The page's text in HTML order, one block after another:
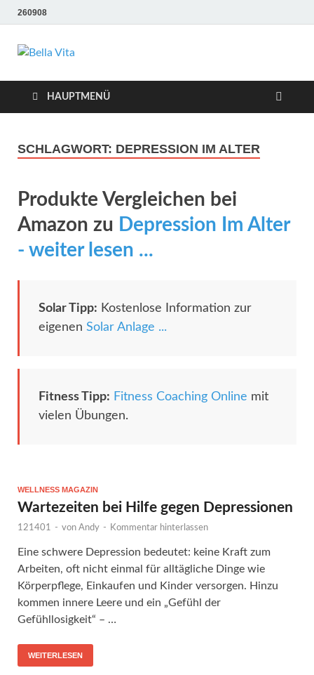
260908
Bella Vita
Wellness Fitness
Tipps
Tipps
HAUPTMENÜ
SCHLAGWORT: DEPRESSION IM ALTER
Produkte Vergleichen bei
Amazon zu Depression Im Alter
- weiter lesen ...
Solar Tipp: Kostenlose Information zur
eigenen Solar Anlage ...
Fitness Tipp: Fitness Coaching Online mit
vielen Übungen.
WELLNESS MAGAZIN
Wartezeiten bei Hilfe gegen Depressionen
121401 - von Andy - Kommentar hinterlassen
Eine schwere Depression bedeutet: keine Kraft zum
Arbeiten, oft nicht einmal für alltägliche Dinge wie
Körperpflege, Einkaufen und Kinder versorgen. Hinzu
kommen innere Leere und ein „Gefühl der
Gefühllosigkeit“ – …
WEITERLESEN